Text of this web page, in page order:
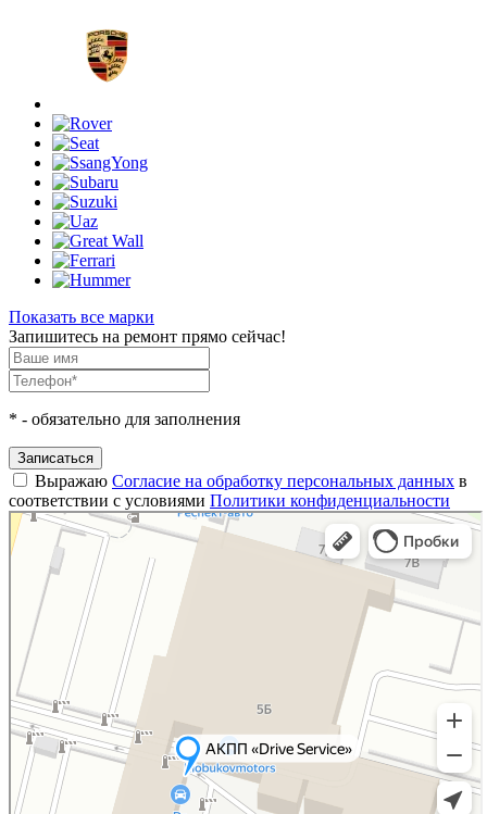
Показать все марки
Запишитесь на ремонт прямо сейчас!
* - обязательно для заполнения
Записаться
Выражаю Согласие на обработку персональных данных в
соответствии с условиями Политики конфиденциальности